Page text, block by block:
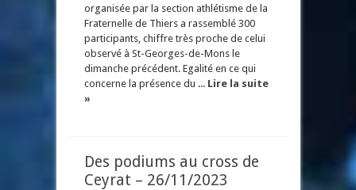
organisée par la section athlétisme de la
Fraternelle de Thiers a rassemblé 300
participants, chiffre très proche de celui
observé à St-Georges-de-Mons le
dimanche précédent. Egalité en ce qui
concerne la présence du ... Lire la suite
»
Des podiums au cross de
Ceyrat – 26/11/2023